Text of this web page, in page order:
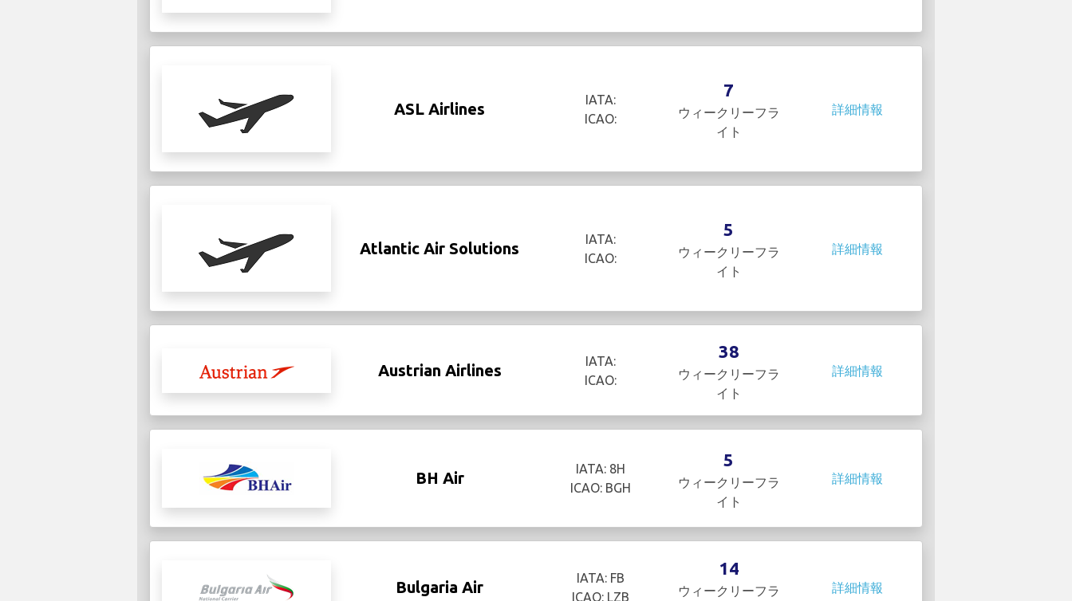
ASL Airlines
IATA:
ICAO:
7
ウィークリーフラ
イト
詳細情報
Atlantic Air Solutions
IATA:
ICAO:
5
ウィークリーフラ
イト
詳細情報
Austrian Airlines
IATA:
ICAO:
38
ウィークリーフラ
イト
詳細情報
BH Air
IATA: 8H
ICAO: BGH
5
ウィークリーフラ
イト
詳細情報
Bulgaria Air
IATA: FB
ICAO: LZB
14
ウィークリーフラ 詳細情報